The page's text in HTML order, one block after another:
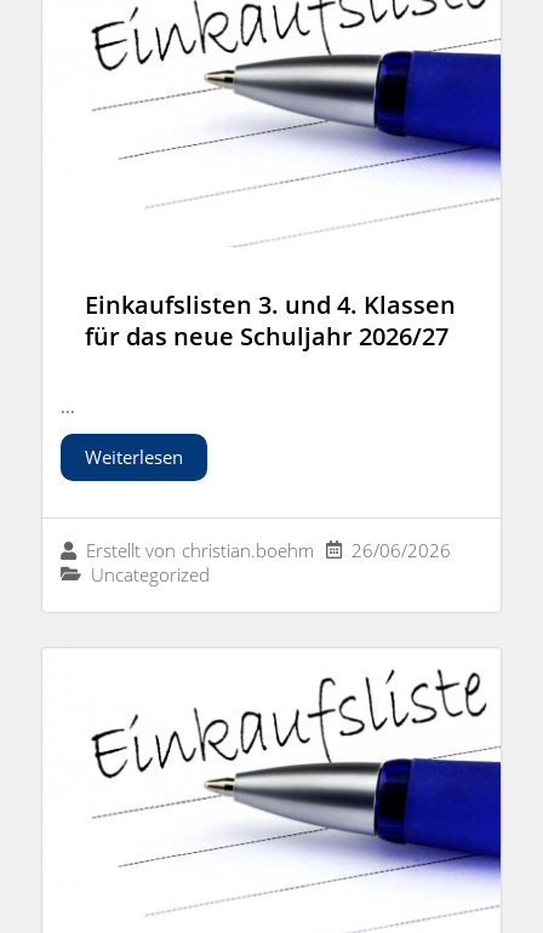
Einkaufslisten 3. und 4. Klassen
für das neue Schuljahr 2026/27
Erstellt von christian.boehm
26/06/2026
Uncategorized
...
Weiterlesen